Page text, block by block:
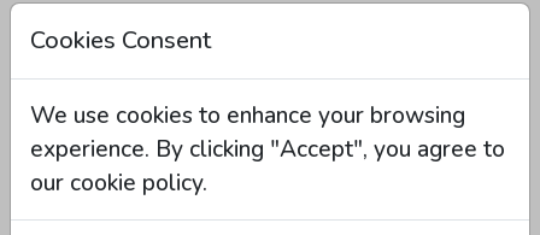
Equest、2M Services（MP Storage and Blending、
SampleRite UK、SampleRite China）、Banner Chemicals
Group（2M Water Treatment、2M CASEPL、Stowlin）、
CE-O2 Trockeneis、Laboratorios Prady Normapiel以及
Surfachem Group（2M Laurichem USA, Bregaglio Italy,
Chemir Spain, Ingretech France, Surfachem Germany,
Surfachem Nordics, Surfachem Poland, Surfachem UK）
Cookies Consent
We use cookies to enhance your browsing
experience. By clicking "Accept", you agree to
our cookie policy.